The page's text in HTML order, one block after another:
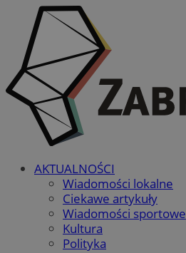
AKTUALNOŚCI
Wiadomości lokalne
Ciekawe artykuły
Wiadomości sportowe
Kultura
Polityka